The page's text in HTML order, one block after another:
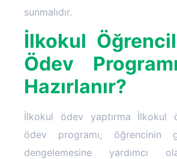
sunmalıdır.
İlkokul
Ödev
Hazırlanır?
İlkokul ödev yaptırma İlkokul
ödev programı, öğrencinin
dengelemesine yardımcı